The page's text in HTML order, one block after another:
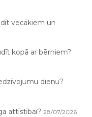
vecākiem un
kopā ar bērniem?
dienu?
attīstībai? 28/07/2026